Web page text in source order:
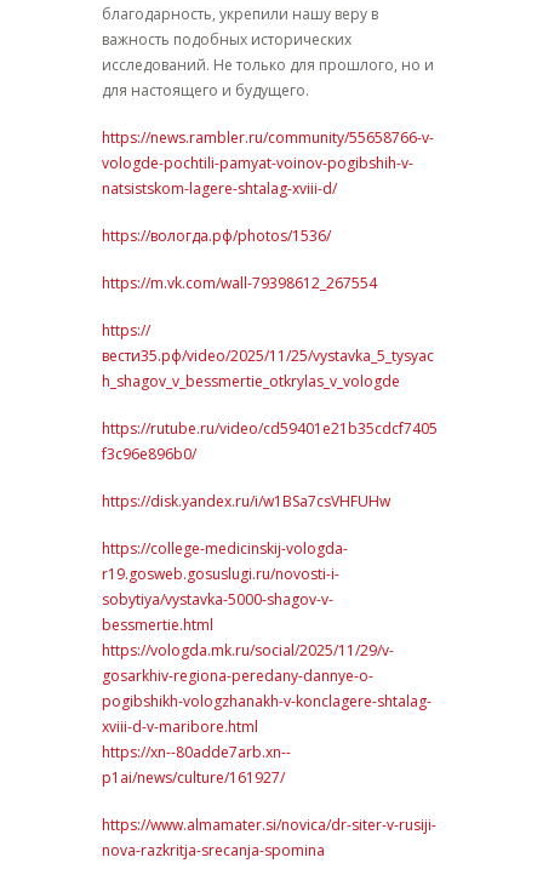
благодарность, укрепили нашу веру в
важность подобных исторических
исследований. Не только для прошлого, но и
для настоящего и будущего.
https://news.rambler.ru/community/55658766-v-
vologde-pochtili-pamyat-voinov-pogibshih-v-
natsistskom-lagere-shtalag-xviii-d/
https://вологда.рф/photos/1536/
https://m.vk.com/wall-79398612_267554
https://
вести35.рф/video/2025/11/25/vystavka_5_tysyac
h_shagov_v_bessmertie_otkrylas_v_vologde
https://rutube.ru/video/cd59401e21b35cdcf7405
f3c96e896b0/
https://disk.yandex.ru/i/w1BSa7csVHFUHw
https://college-medicinskij-vologda-
r19.gosweb.gosuslugi.ru/novosti-i-
sobytiya/vystavka-5000-shagov-v-
bessmertie.html
https://vologda.mk.ru/social/2025/11/29/v-
gosarkhiv-regiona-peredany-dannye-o-
pogibshikh-vologzhanakh-v-konclagere-shtalag-
xviii-d-v-maribore.html
https://xn--80adde7arb.xn--
p1ai/news/culture/161927/
https://www.almamater.si/novica/dr-siter-v-rusiji-
nova-razkritja-srecanja-spomina